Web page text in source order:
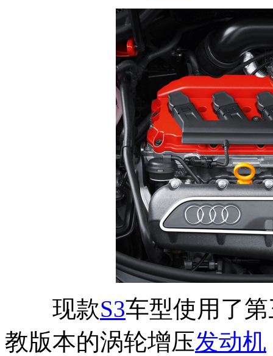
现款S3车型使用了
教版本的涡轮增压发动机